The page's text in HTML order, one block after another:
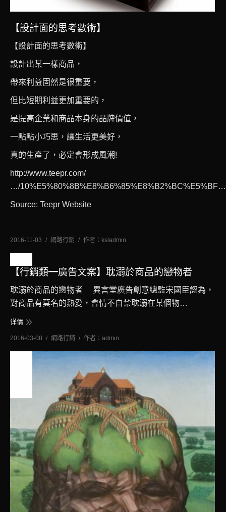
【設計面的思考數術】
【設計面的思考數術】
設計出某一樣商品，
帶來利益固然是很重要，
但比短期利益更加重要的，
是提高企業和商品本身的品牌價值，
一點點小巧思，讓生活更美好，
真的生產了，必定會形成風潮!
http://www.teepr.com/
…/
Source: Teepr Website
2016-11-03 網路行銷 作者： ksladmin
8
2016
【行銷類━廣告文案】耽溺於商品的戀物者
耽溺於商品的戀物者 異言堂廣告創意總監宋國臣認為，
對商品有莫名的熱愛，會情不自禁耽溺在某個物…
详情
2016-03-08 網路行銷 作者： admin